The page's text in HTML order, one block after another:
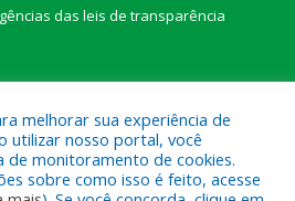
das leis de transparência
melhorar sua experiência de
utilizar nosso portal, você
de monitoramento de cookies.
sobre como isso é feito, acesse